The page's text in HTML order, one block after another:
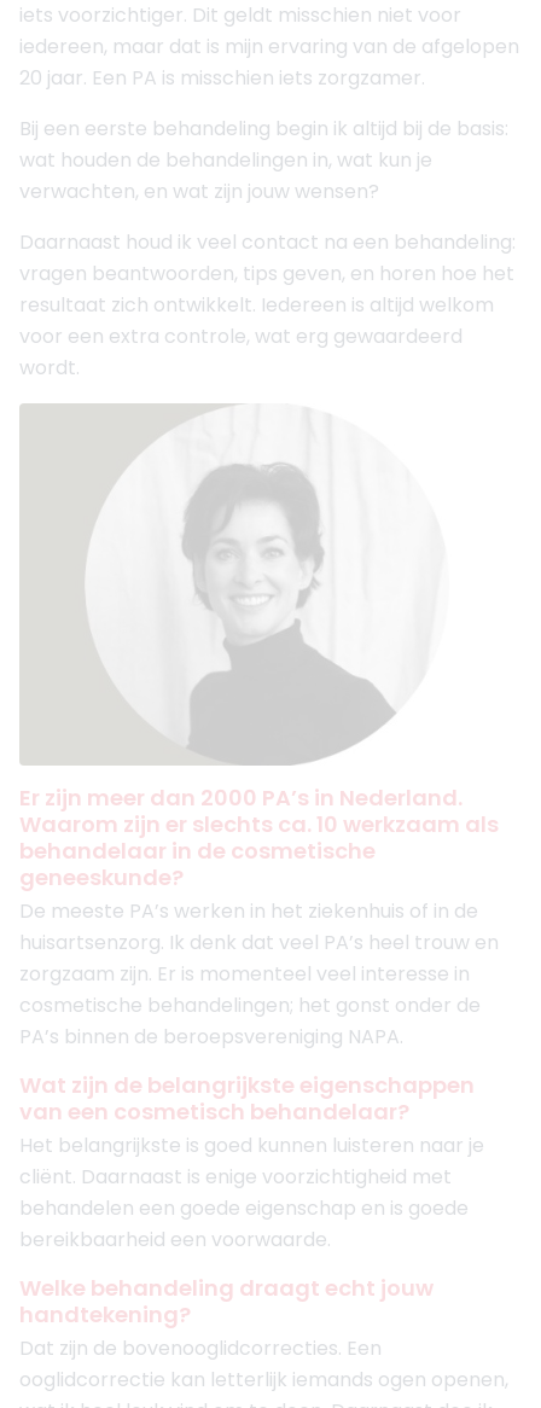
iets voorzichtiger. Dit geldt misschien niet voor
iedereen, maar dat is mijn ervaring van de afgelopen
20 jaar. Een PA is misschien iets zorgzamer.
Bij een eerste behandeling begin ik altijd bij de basis:
wat houden de behandelingen in, wat kun je
verwachten, en wat zijn jouw wensen?
Daarnaast houd ik veel contact na een behandeling:
vragen beantwoorden, tips geven, en horen hoe het
resultaat zich ontwikkelt. Iedereen is altijd welkom
voor een extra controle, wat erg gewaardeerd
wordt.
Er zijn meer dan 2000 PA’s in Nederland.
Waarom zijn er slechts ca. 10 werkzaam als
behandelaar in de cosmetische
geneeskunde?
De meeste PA’s werken in het ziekenhuis of in de
huisartsenzorg. Ik denk dat veel PA’s heel trouw en
zorgzaam zijn. Er is momenteel veel interesse in
cosmetische behandelingen; het gonst onder de
PA’s binnen de beroepsvereniging NAPA.
Wat zijn de belangrijkste eigenschappen
van een cosmetisch behandelaar?
Het belangrijkste is goed kunnen luisteren naar je
cliënt. Daarnaast is enige voorzichtigheid met
behandelen een goede eigenschap en is goede
bereikbaarheid een voorwaarde.
Welke behandeling draagt echt jouw
handtekening?
Dat zijn de bovenooglidcorrecties. Een
ooglidcorrectie kan letterlijk iemands ogen openen,